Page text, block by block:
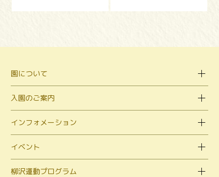
園について
入園のご案内
インフォメーション
イベント
柳沢運動プログラム